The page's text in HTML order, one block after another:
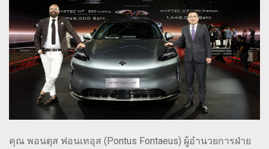
คุณ พอนตุส ฟอนเทอุส (Pontus Fontaeus) ผู้อำนวยการฝ่าย